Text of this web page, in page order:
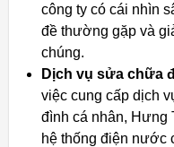
công ty có cái nhìn
đề thường gặp và
chúng.
Dịch vụ sửa chữa
việc cung cấp dịch
đình cá nhân, Hưng
hệ thống điện nước